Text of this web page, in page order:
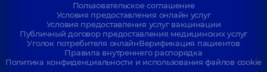
Пользовательское соглашение
Условия предоставления онлайн услуг
Условия предоставления услуг вакцинации
Публичный договор предоставления медицинских услуг
Уголок потребителя онлайнВерификация пациентов
Правила внутреннего распорядка
Политика конфиденциальности и использования файлов cookie